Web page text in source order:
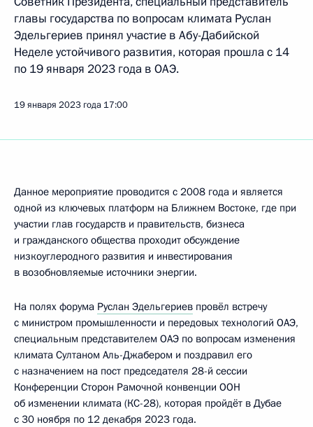
главы государства по вопросам климата Руслан
Эдельгериев принял участие в Абу-Дабийской
Неделе устойчивого развития, которая прошла с 14
по 19 января 2023 года в ОАЭ.
19 января 2023 года 17:00
Данное мероприятие проводится с 2008 года и является
одной из ключевых платформ на Ближнем Востоке, где при
участии глав государств и правительств, бизнеса
и гражданского общества проходит обсуждение
низкоуглеродного развития и инвестирования
в возобновляемые источники энергии.
На полях форума Руслан Эдельгериев провёл встречу
с министром промышленности и передовых технологий ОАЭ,
специальным представителем ОАЭ по вопросам изменения
климата Султаном Аль-Джабером и поздравил его
с назначением на пост председателя 28-й сессии
Конференции Сторон Рамочной конвенции ООН
об изменении климата (КС-28), которая пройдёт в Дубае
с 30 ноября по 12 декабря 2023 года.